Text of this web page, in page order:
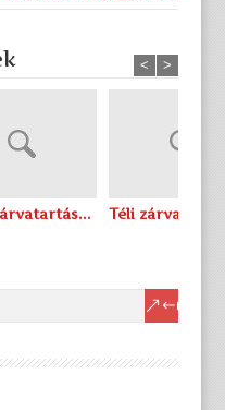
Téli
< >